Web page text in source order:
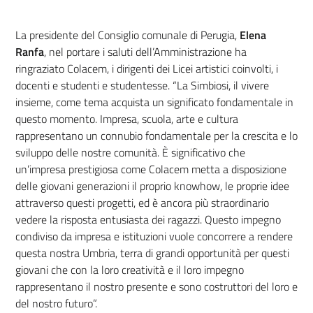
La presidente del Consiglio comunale di Perugia, Elena
Ranfa, nel portare i saluti dell’Amministrazione ha
ringraziato Colacem, i dirigenti dei Licei artistici coinvolti, i
docenti e studenti e studentesse. “La Simbiosi, il vivere
insieme, come tema acquista un significato fondamentale in
questo momento. Impresa, scuola, arte e cultura
rappresentano un connubio fondamentale per la crescita e lo
sviluppo delle nostre comunità. È significativo che
un’impresa prestigiosa come Colacem metta a disposizione
delle giovani generazioni il proprio knowhow, le proprie idee
attraverso questi progetti, ed è ancora più straordinario
vedere la risposta entusiasta dei ragazzi. Questo impegno
condiviso da impresa e istituzioni vuole concorrere a rendere
questa nostra Umbria, terra di grandi opportunità per questi
giovani che con la loro creatività e il loro impegno
rappresentano il nostro presente e sono costruttori del loro e
del nostro futuro”.